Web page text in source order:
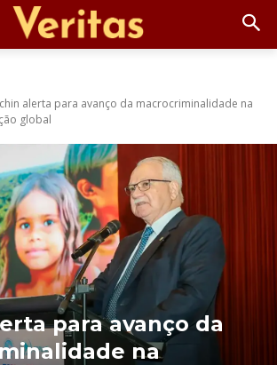
alerta para avanço da macrocriminalidade na
global
para avanço da
na